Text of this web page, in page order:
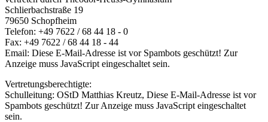
Schlierbachstraße 19
79650 Schopfheim
Telefon: +49 7622 / 68 44 18 - 0
Fax: +49 7622 / 68 44 18 - 44
Email: Diese E-Mail-Adresse ist vor Spambots geschützt! Zur
Anzeige muss JavaScript eingeschaltet sein.
Vertretungsberechtigte:
Schulleitung: OStD Matthias Kreutz, Diese E-Mail-Adresse ist vor
Spambots geschützt! Zur Anzeige muss JavaScript eingeschaltet
sein.